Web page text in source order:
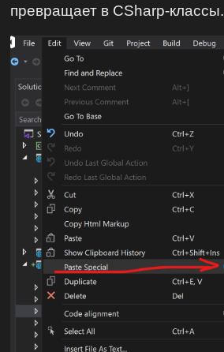
превращает в CSharp-классы.